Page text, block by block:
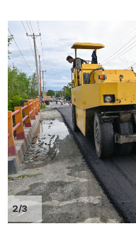
2/3